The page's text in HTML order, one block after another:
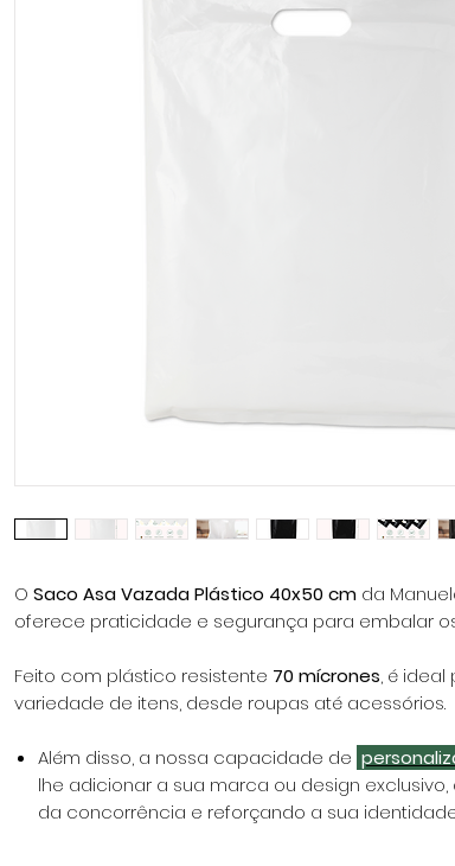
O Saco Asa Vazada Plástico 40x50 cm da
oferece praticidade e segurança para embalar
Feito com plástico resistente 70 mícrones, é ideal
variedade de itens, desde roupas até acessórios.
Além disso, a nossa capacidade de
lhe adicionar a sua marca ou design
da concorrência e reforçando a sua